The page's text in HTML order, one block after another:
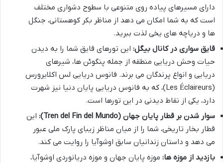
دارای مسیرهای پیاده روی متنوعی با سطوح دشواری مختلف
است که به شما امکان می دهد از مناظر بکر کوهستانی، جنگل
ها و دریاچه های یخی لذت ببرید.
قایق سواری در کانال بیگل: این تورهای قایق شما را به دیدن
حیات وحش دریایی منطقه از جمله پنگوئن ها، شیرهای
دریایی و انواع پرندگان می برند. فانوس دریایی لس اکلایرورس
(Les Éclaireurs)، که به فانوس دریایی پایان دنیا نیز شهرت
دارد، یکی از نقاط دیدنی در این تورها است.
سوار شدن بر قطار پایان جهان (Tren del Fin del Mundo):
این
قطار بخار تاریخی، شما را از میان مناظر زیبای پارک ملی عبور
می دهد و داستان زندانیان سابق اوشوآیا را روایت می کند.
بازدید از موزه ها: موزه پایان جهان و موزه دریانوردی اوشوآیا،